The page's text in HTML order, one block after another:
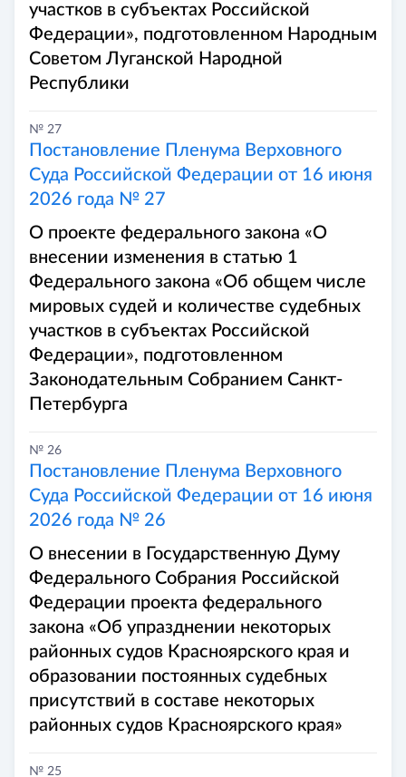
участков в субъектах Российской
Федерации», подготовленном Народным
Советом Луганской Народной
Республики
№ 27
Постановление Пленума Верховного
Суда Российской Федерации от 16 июня
2026 года № 27
О проекте федерального закона «О
внесении изменения в статью 1
Федерального закона «Об общем числе
мировых судей и количестве судебных
участков в субъектах Российской
Федерации», подготовленном
Законодательным Собранием Санкт-
Петербурга
№ 26
Постановление Пленума Верховного
Суда Российской Федерации от 16 июня
2026 года № 26
О внесении в Государственную Думу
Федерального Собрания Российской
Федерации проекта федерального
закона «Об упразднении некоторых
районных судов Красноярского края и
образовании постоянных судебных
присутствий в составе некоторых
районных судов Красноярского края»
№ 25